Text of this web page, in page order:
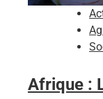
Afrique :